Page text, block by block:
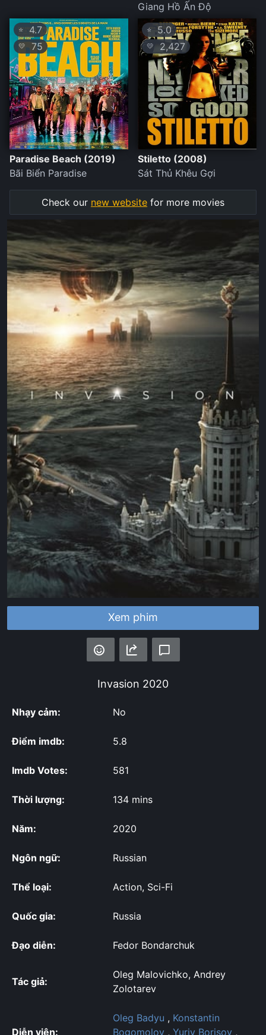
Xem phim
Invasion 2020
Nhạy cảm: No
Điểm imdb: 5.8
Imdb Votes: 581
Thời lượng: 134 mins
Năm: 2020
Ngôn ngữ: Russian
Thể loại: Action, Sci-Fi
Quốc gia: Russia
Đạo diễn: Fedor Bondarchuk
Tác giả:
Oleg Malovichko, Andrey
Zolotarev
Diễn viên:
Oleg Badyu , Konstantin
Bogomolov , Yuriy Borisov ,
Giang Hồ Ấn Độ
⭐ 4.7
💛 75
Paradise Beach (2019)
Bãi Biển Paradise
⭐ 5.0
💛 2,427
Stiletto (2008)
Sát Thủ Khêu Gợi
Check our new website for more movies